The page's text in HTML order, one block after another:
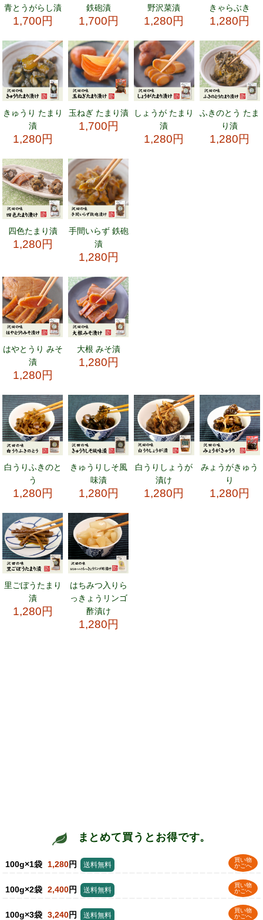
まとめて買うとお得です。
100g×1袋 1,280円
買い物
かごへ
送料無料
100g×2袋 2,400円
買い物
かごへ
送料無料
100g×3袋 3,240円
買い物
かごへ
送料無料